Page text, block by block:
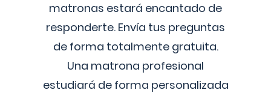
matronas estará encantado de
responderte. Envía tus preguntas
de forma totalmente gratuita.
Una matrona profesional
estudiará de forma personalizada